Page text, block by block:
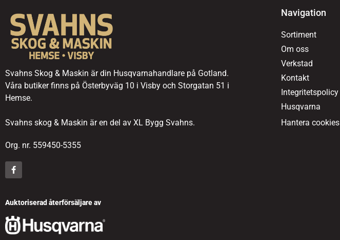
Svahns Skog & Maskin är din Husqvarnahandlare på Gotland.
Våra butiker finns på Österbyväg 10 i Visby och Storgatan 51 i
Hemse.
Svahns skog & Maskin är en del av XL Bygg Svahns.
Org. nr. 559450-5355
Auktoriserad återförsäljare av
Navigation
Sortiment
Om oss
Verkstad
Kontakt
Integritetspolicy
Husqvarna
Hantera cookies